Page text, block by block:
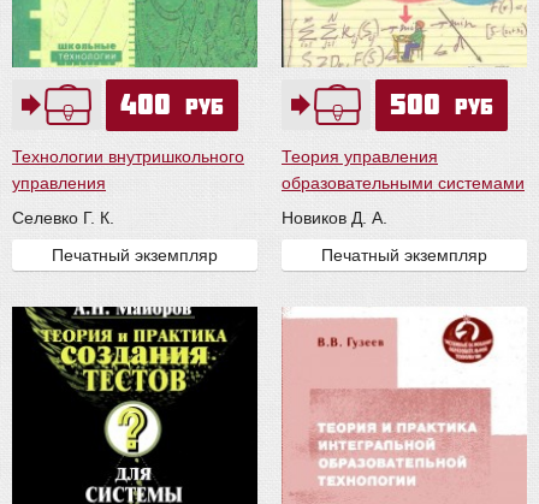
400 руб
Технологии внутришкольного
управления
Селевко Г. К.
Печатный экземпляр
500 руб
Теория управления
образовательными системами
Новиков Д. А.
Печатный экземпляр